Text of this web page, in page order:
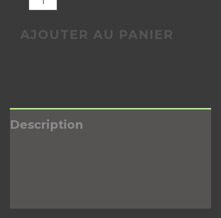
AJOUTER AU PANIER
Description